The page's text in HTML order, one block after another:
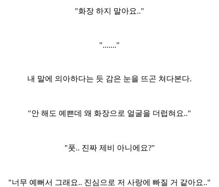
"화장 하지 말아요.."
"......."
내 말에 의아하다는 듯 감은 눈을 뜨곤 쳐다본다.
"안 해도 예쁜데 왜 화장으로 얼굴을 더럽혀요.."
"풋.. 진짜 제비 아니에요?"
"너무 예뻐서 그래요.. 진심으로 저 사랑에 빠질 거 같아요.."